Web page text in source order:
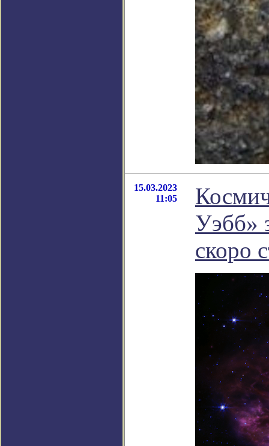
15.03.2023
11:05
Уэбб»
скоро